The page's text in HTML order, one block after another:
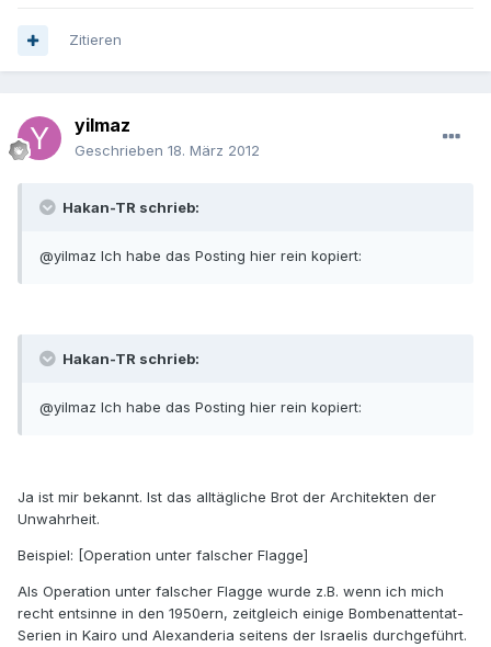
Zitieren
yilmaz
Geschrieben 18. März 2012
Hakan-TR schrieb:
@yilmaz Ich habe das Posting hier rein kopiert:
Hakan-TR schrieb:
@yilmaz Ich habe das Posting hier rein kopiert:
Ja ist mir bekannt. Ist das alltägliche Brot der Architekten der
Unwahrheit.
Beispiel: [Operation unter falscher Flagge]
Als Operation unter falscher Flagge wurde z.B. wenn ich mich
recht entsinne in den 1950ern, zeitgleich einige Bombenattentat-
Serien in Kairo und Alexanderia seitens der Israelis durchgeführt.